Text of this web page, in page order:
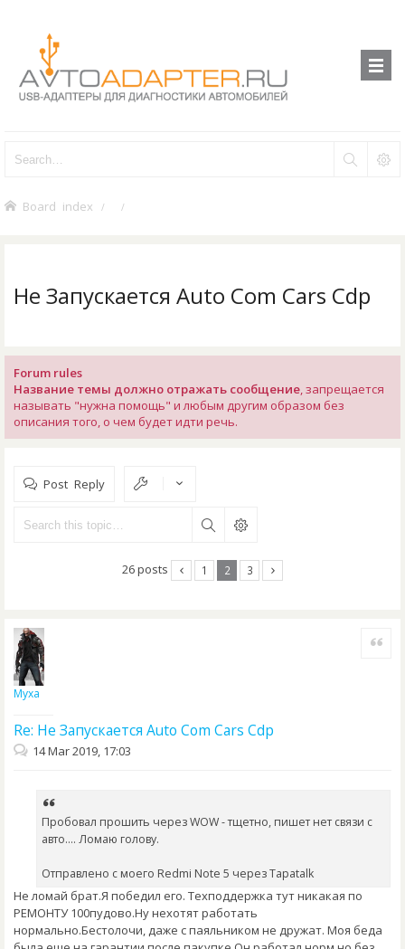
Board index
Не Запускается Auto Com Cars Cdp
Forum rules
Название темы должно отражать сообщение, запрещается
называть "нужна помощь" и любым другим образом без
описания того, о чем будет идти речь.
Post Reply
26 posts 1 2 3
Муха
Re: Не Запускается Auto Com Cars Cdp
Quote
14 Mar 2019, 17:03
Пробовал прошить через WOW - тщетно, пишет нет связи с
авто.... Ломаю голову.
Отправлено с моего Redmi Note 5 через Tapatalk
Не ломай брат.Я победил его. Техподдержка тут никакая по
РЕМОНТУ 100пудово.Ну нехотят работать
нормально.Бестолочи, даже с паяльником не дружат. Моя беда